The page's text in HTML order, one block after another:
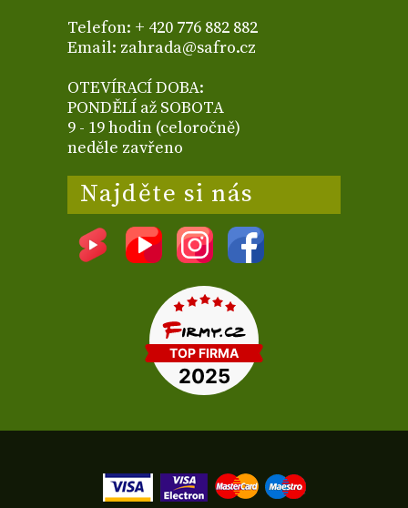
Telefon: + 420 776 882 882
Email: zahrada@safro.cz
OTEVÍRACÍ DOBA:
PONDĚLÍ až SOBOTA
9 - 19 hodin (celoročně)
neděle zavřeno
Najděte si nás